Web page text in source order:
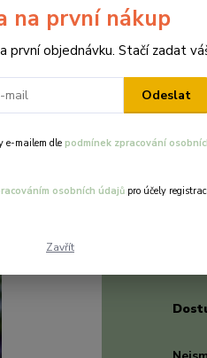
na první nákup
první objednávku. Stačí zadat
Odeslat
e-mailem dlepodmínek zpracování
osobních údajůpro účely
Zavřít